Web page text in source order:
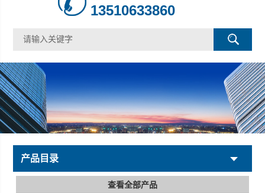
13510633860
产品目录
查看全部产品